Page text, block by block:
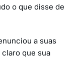
o que disse de
a suas
que sua